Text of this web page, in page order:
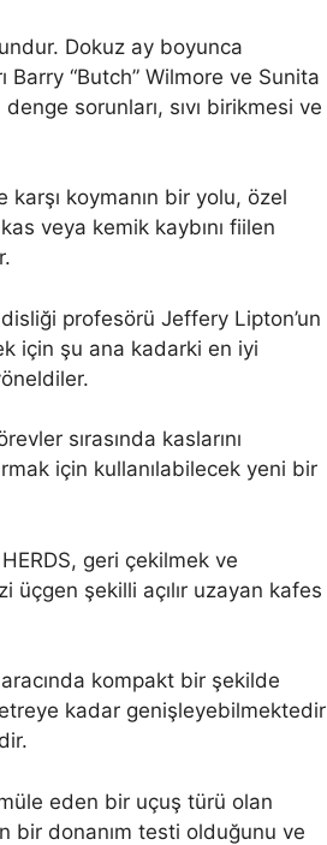
Dokuz ay boyunca
“Butch” Wilmore ve Sunita
sorunları, sıvı birikmesi ve
koymanın bir yolu, özel
veya kemik kaybını fiilen
profesörü Jeffery Lipton’un
için şu ana kadarki en iyi
sırasında kaslarını
için kullanılabilecek yeni bir
geri çekilmek ve
şekilli açılır uzayan kafes
kompakt bir şekilde
kadar genişleyebilmektedir
eden bir uçuş türü olan
bir donanım testi olduğunu ve